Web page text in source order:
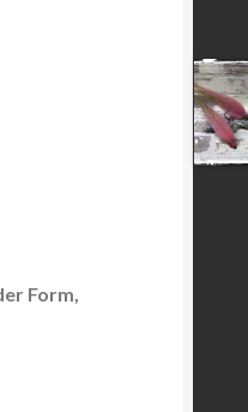
Form,